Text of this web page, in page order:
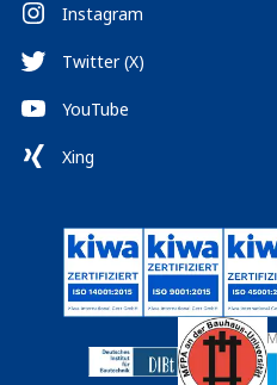
Instagram
Twitter (X)
YouTube
Xing